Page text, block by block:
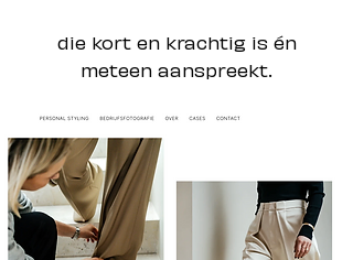
die kort en krachtig is én
meteen aanspreekt.